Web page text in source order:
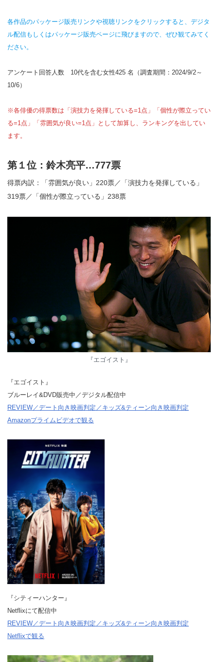
各作品のパッケージ販売リンクや視聴リンクをクリックすると、デジタ
ル配信もしくはパッケージ販売ページに飛びますので、ぜひ観てみてく
ださい。
アンケート回答人数 10代を含む女性425 名（調査期間：2024/9/2～
10/6）
※各俳優の得票数は「演技力を発揮している=1点」「個性が際立ってい
る=1点」「雰囲気が良い=1点」として加算し、ランキングを出してい
ます。
第１位：鈴木亮平…777票
得票内訳：「雰囲気が良い」220票／「演技力を発揮している」
319票／「個性が際立っている」238票
『エゴイスト』
『エゴイスト』
ブルーレイ&DVD販売中／デジタル配信中
REVIEW／デート向き映画判定／キッズ&ティーン向き映画判定
Amazonプライムビデオで観る
『シティーハンター』
Netflixにて配信中
REVIEW／デート向き映画判定／キッズ&ティーン向き映画判定
Netflixで観る